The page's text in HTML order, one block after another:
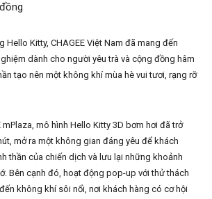
Hello Kitty, CHAGEE Việt Nam đã mang đến
dành cho người yêu trà và cộng đồng hâm
tạo nên một không khí mùa hè vui tươi, rạng rỡ
mPlaza, mô hình Hello Kitty 3D bơm hơi đã trở
mở ra một không gian đáng yêu để khách
thần của chiến dịch và lưu lại những khoảnh
Bên cạnh đó, hoạt động pop-up với thử thách
không khí sôi nổi, nơi khách hàng có cơ hội